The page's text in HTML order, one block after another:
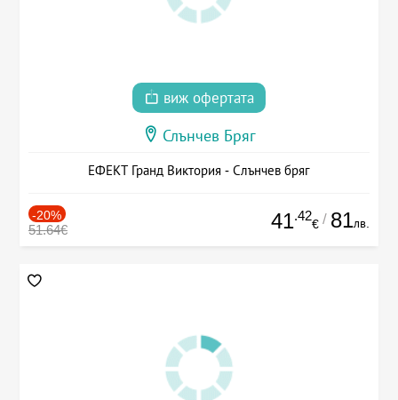
виж офертата
Слънчев Бряг
ЕФЕКТ Гранд Виктория - Слънчев бряг
-20%
51.64€ 41.42
€ / 81лв.